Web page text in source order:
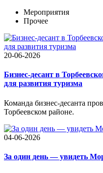
Мероприятия
Прочее
20-06-2026
Бизнес-десант в
для развития туризма
Команда бизнес-десанта
Торбеевском районе.
04-06-2026
За один день — увидеть